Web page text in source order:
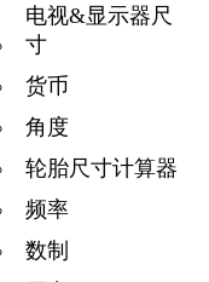
电视&显示器尺
寸
货币
角度
轮胎尺寸计算器
频率
数制